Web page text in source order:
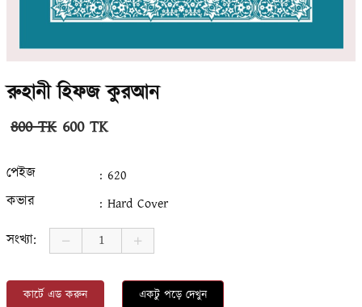
রুহানী হিফজ কুরআন
800 TK600 TK
পেইজ : 620
কভার : Hard Cover
সংখ্যা:
কার্টে এড করুন একটু পড়ে দেখুন